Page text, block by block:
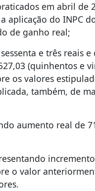
em abril de
aplicação do INPC
de ganho real;
e três reais e
(quinhentos e
os valores
também, de
aumento real de
o valor